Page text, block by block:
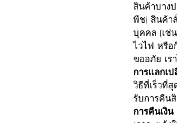
สินค้าบาง
พืช) สินค้า
บุคคล (เช่
ไวไฟ หรือ
ขออภัย เร
การแลกเ
วิธีที่เร็วที่
รับการคืน
การคืนเงิน